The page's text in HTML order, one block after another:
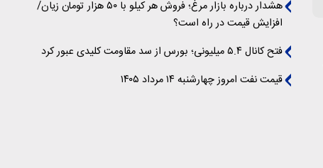
هشدار درباره بازار مرغ؛ فروش هر کیلو با ۵۰ هزار تومان زیان/
افزایش قیمت در راه است؟
فتح کانال ۵.۴ میلیونی؛ بورس از سد مقاومت کلیدی عبور کرد
قیمت نفت امروز چهارشنبه ۱۴ مرداد ۱۴۰۵